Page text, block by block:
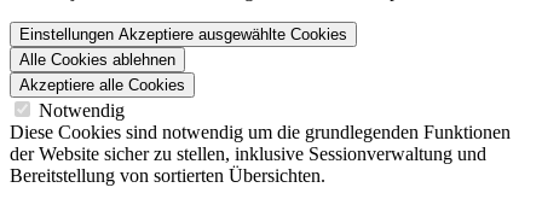
Einstellungen Akzeptiere ausgewählte Cookies
Alle Cookies ablehnen
Akzeptiere alle Cookies
Notwendig
Diese Cookies sind notwendig um die grundlegenden Funktionen
der Website sicher zu stellen, inklusive Sessionverwaltung und
Bereitstellung von sortierten Übersichten.